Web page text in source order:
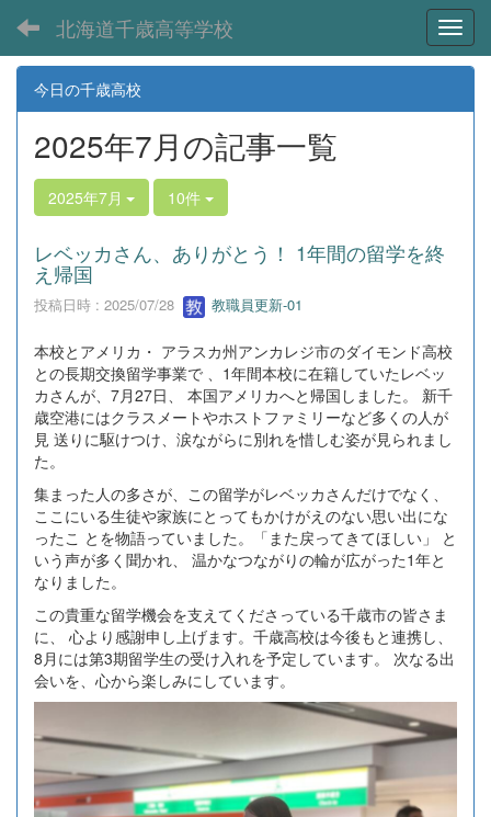
北海道千歳高等学校
今日の千歳高校
2025年7月の記事一覧
2025年7月 10件
レベッカさん、ありがとう！ 1年間の留学を終
え帰国
投稿日時 : 2025/07/28 教職員更新-01
本校とアメリカ・ アラスカ州アンカレジ市のダイモンド高校
との長期交換留学事業で 、1年間本校に在籍していたレベッ
カさんが、7月27日、 本国アメリカへと帰国しました。 新千
歳空港にはクラスメートやホストファミリーなど多くの人が
見 送りに駆けつけ、涙ながらに別れを惜しむ姿が見られまし
た。
集まった人の多さが、この留学がレベッカさんだけでなく、
ここにいる生徒や家族にとってもかけがえのない思い出にな
ったこ とを物語っていました。「また戻ってきてほしい」 と
いう声が多く聞かれ、 温かなつながりの輪が広がった1年と
なりました。
この貴重な留学機会を支えてくださっている千歳市の皆さま
に、 心より感謝申し上げます。千歳高校は今後もと連携し、
8月には第3期留学生の受け入れを予定しています。 次なる出
会いを、心から楽しみにしています。